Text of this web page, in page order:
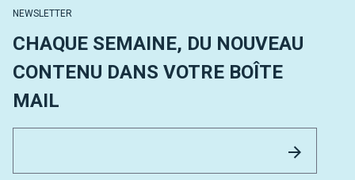
NEWSLETTER
CHAQUE SEMAINE, DU NOUVEAU
CONTENU DANS VOTRE BOÎTE
MAIL